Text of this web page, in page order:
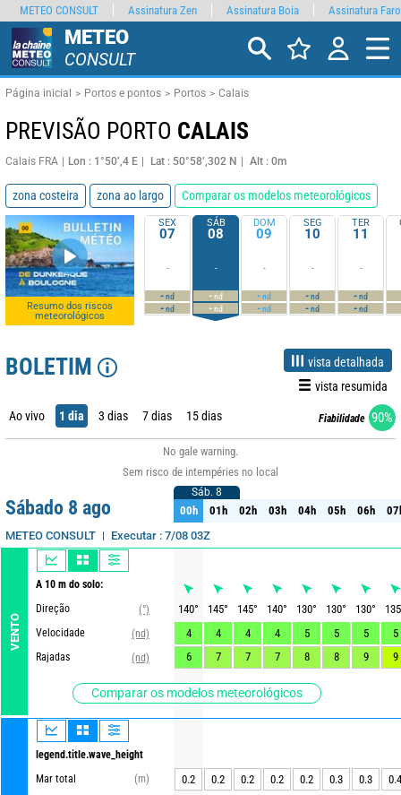
METEO
CONSULT
Página inicial Portos e pontos Portos Calais
PREVISÃO PORTO CALAIS
Calais FRA Lon : 1°50’,4 E Lat : 50°58’,302 N Alt : 0m
zona costeira zona ao largo Comparar os modelos meteorológicos
Resumo dos riscos
meteorológicos
SEX
07
-
-nd
-nd
SÁB
08
-
-nd
-nd
DOM
09
-
-nd
-nd
SEG
10
-
-nd
-nd
TER
11
-
-nd
-nd
BOLETIM
vista detalhada
vista resumida
Ao vivo 1 dia 3 dias 7 dias 15 dias Fiabilidade 90%
No gale warning.
Sem risco de intempéries no local
Sábado 8 ago
METEO CONSULT Executar : 7/08 03Z
VENTO
A 10 m do solo:
Direção
(°)
Velocidade
(nd)
Rajadas
(nd)
Comparar os modelos meteorológicos
legend.title.wave_height
Mar total
(m)
Sáb. 8
00h 01h 02h 03h 04h 05h 06h
Sáb. 8
00h 01h 02h 03h 04h 05h 06h
140° 145° 145° 140° 130° 130° 130°
135
4
4 4 4 5 5 5
5
6
7 7 7 8 8 9 9
0.2 0.2 0.2 0.2 0.2 0.3 0.3 0.4
METEO CONSULT Assinatura Zen Assinatura Boia Assinatura